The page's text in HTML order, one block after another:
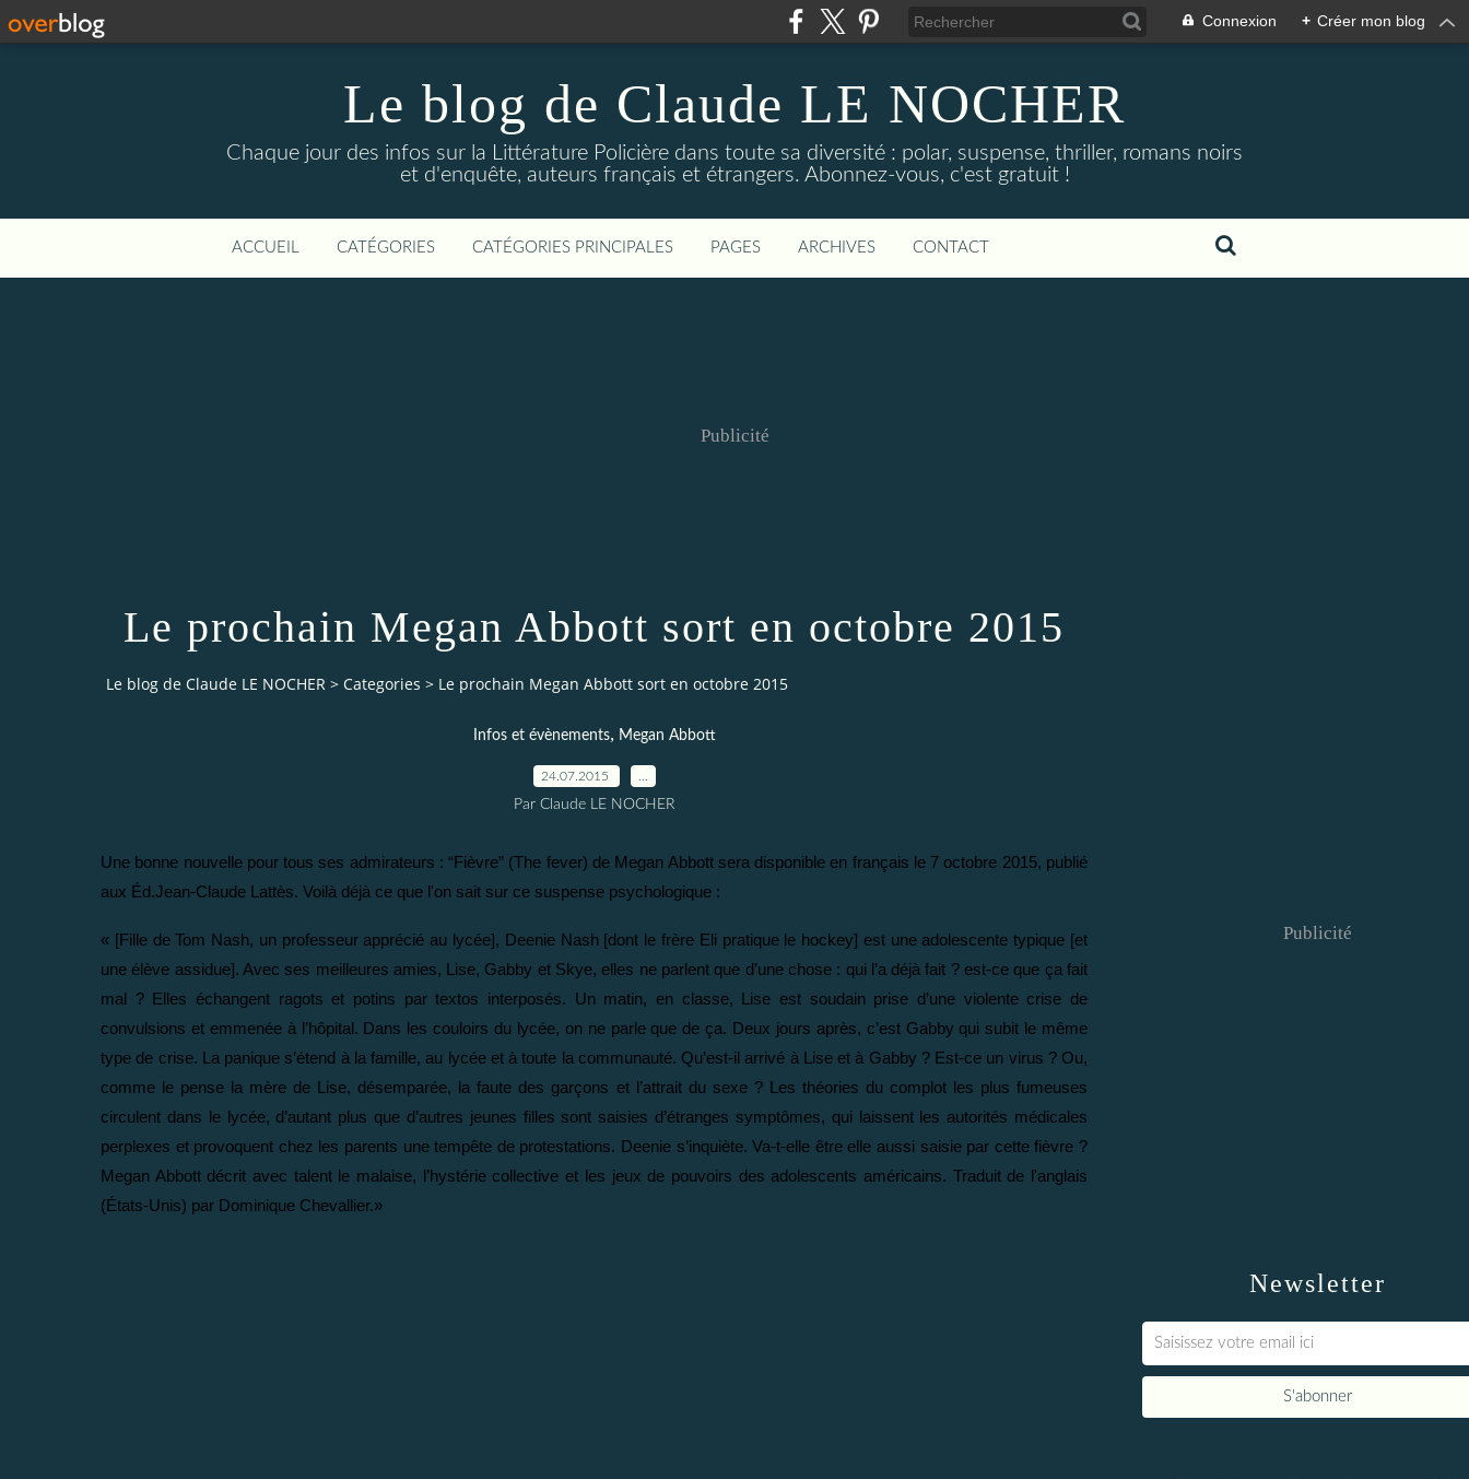
Connexion + Créer mon blog
Le blog de Claude LE NOCHER
Chaque jour des infos sur la Littérature Policière dans toute sa diversité : polar, suspense, thriller, romans noirs
et d'enquête, auteurs français et étrangers. Abonnez-vous, c'est gratuit !
ACCUEIL CATÉGORIES CATÉGORIES PRINCIPALES PAGES ARCHIVES CONTACT
Publicité
Le prochain Megan Abbott sort en octobre 2015
Le blog de Claude LE NOCHER > Categories > Le prochain Megan Abbott sort en octobre 2015
Infos et évènements, Megan Abbott
24.07.2015
Par Claude LE NOCHER
Une bonne nouvelle pour tous ses admirateurs : “Fièvre” (The fever) de Megan Abbott sera disponible en français le 7 octobre 2015, publié
aux Éd.Jean-Claude Lattès. Voilà déjà ce que l'on sait sur ce suspense psychologique :
« [Fille de Tom Nash, un professeur apprécié au lycée], Deenie Nash [dont le frère Eli pratique le hockey] est une adolescente typique [et
une élève assidue]. Avec ses meilleures amies, Lise, Gabby et Skye, elles ne parlent que d’une chose : qui l’a déjà fait ? est-ce que ça fait
mal ? Elles échangent ragots et potins par textos interposés. Un matin, en classe, Lise est soudain prise d’une violente crise de
convulsions et emmenée à l’hôpital. Dans les couloirs du lycée, on ne parle que de ça. Deux jours après, c’est Gabby qui subit le même
type de crise. La panique s’étend à la famille, au lycée et à toute la communauté. Qu’est-il arrivé à Lise et à Gabby ? Est-ce un virus ? Ou,
comme le pense la mère de Lise, désemparée, la faute des garçons et l’attrait du sexe ? Les théories du complot les plus fumeuses
circulent dans le lycée, d’autant plus que d’autres jeunes filles sont saisies d’étranges symptômes, qui laissent les autorités médicales
perplexes et provoquent chez les parents une tempête de protestations. Deenie s’inquiète. Va-t-elle être elle aussi saisie par cette fièvre ?
Megan Abbott décrit avec talent le malaise, l’hystérie collective et les jeux de pouvoirs des adolescents américains. Traduit de l'anglais
(États-Unis) par Dominique Chevallier.»
Newsletter
Publicité